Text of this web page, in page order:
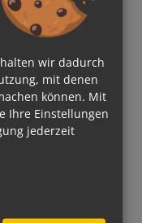
Sonnenstrahlen
Stadt
Night bereit
Luft, Live-
waren Teil
einigen
vor der Bühne
wir dadurch
mit denen
können. Mit
Ihre Einstellungen
jederzeit